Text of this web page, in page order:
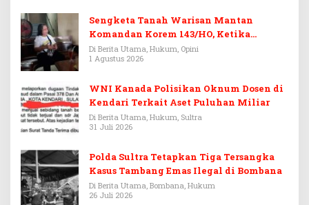
Sengketa Tanah Warisan Mantan
Komandan Korem 143/HO, Ketika
Warisan Menjadi Arena Pemerasan
Di Berita Utama, Hukum, Opini
1 Agustus 2026
WNI Kanada Polisikan Oknum Dosen di
Kendari Terkait Aset Puluhan Miliar
Di Berita Utama, Hukum, Sultra
31 Juli 2026
Polda Sultra Tetapkan Tiga Tersangka
Kasus Tambang Emas Ilegal di Bombana
Di Berita Utama, Bombana, Hukum
26 Juli 2026